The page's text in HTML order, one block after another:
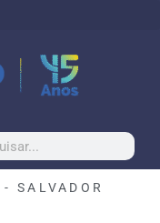
- SALVADOR